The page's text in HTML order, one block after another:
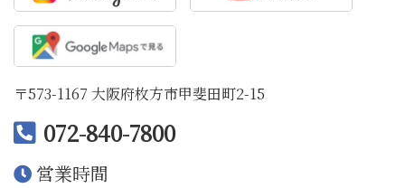
〒573-1167 大阪府枚方市甲斐田町2-15
072-840-7800
営業時間